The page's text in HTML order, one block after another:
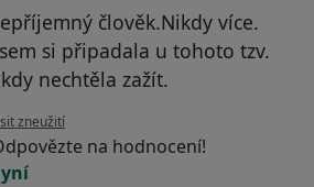
člověk.Nikdy více.
si připadala u tohoto tzv.
nechtěla zažít.
uživatele Pacient
zneužití
na hodnocení!